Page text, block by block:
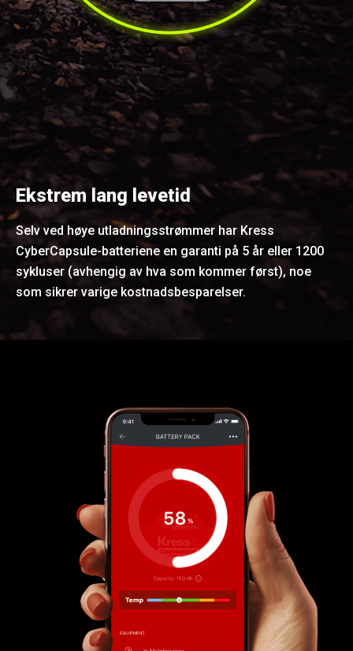
Ekstrem lang levetid
Selv ved høye utladningsstrømmer har Kress
CyberCapsule-batteriene en garanti på 5 år eller 1200
sykluser (avhengig av hva som kommer først), noe
som sikrer varige kostnadsbesparelser.